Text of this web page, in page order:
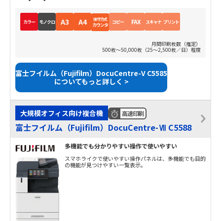
カラー モノクロ A3 A4 保守方式
カウンタ コピー FAX スキャナ プリント
月間印刷枚数（推定）
500枚～50,000枚（25～2,500枚／日）程度
富士フイルム（Fujifilm）DocuCentre-V C5585
についてもっと詳しく >
大規模オフィス向け複合機 高速印刷
富士フイルム（Fujifilm）DocuCentre-Ⅶ C5588
多機能でも分かりやすい操作で使いやすい
スマホライクで使いやすい操作パネルは、多機能でも目的
の機能が見つけやすい一覧表示。